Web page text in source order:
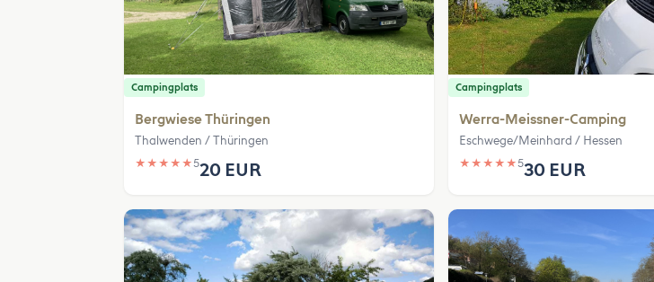
Campingplats
Bergwiese Thüringen
Thalwenden / Thüringen
★ ★ ★ ★ ★520 EUR
Campingplats
Werra-Meissner-Camping
Eschwege/Meinhard / Hessen
★ ★ ★ ★ ★530 EUR